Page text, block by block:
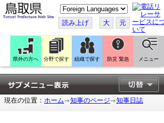
こ
の
ペ
ー
ジ
翻
訳
す
る
読み上げ 大 元
県外の方へ 分野で探す 組織で探す 防災 緊急 メニュー
現在の位置： ホーム 知事のページ 知事日誌